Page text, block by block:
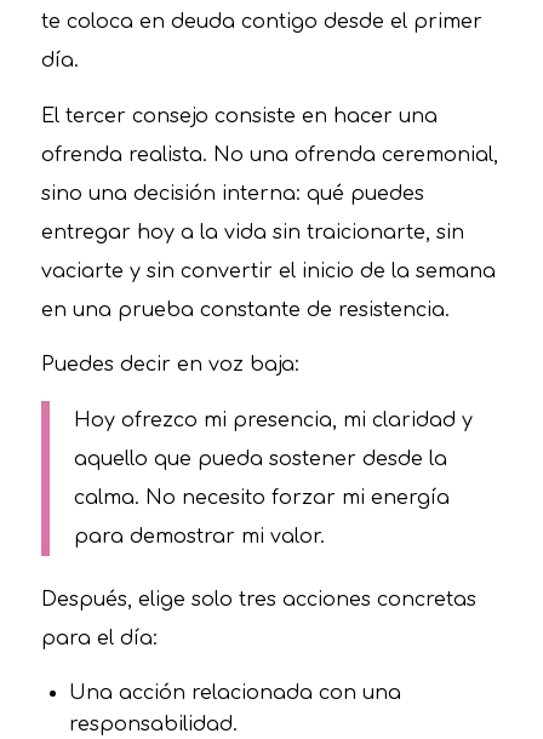
te coloca en deuda contigo desde el primer
día.
El tercer consejo consiste en hacer una
ofrenda realista. No una ofrenda ceremonial,
sino una decisión interna: qué puedes
entregar hoy a la vida sin traicionarte, sin
vaciarte y sin convertir el inicio de la semana
en una prueba constante de resistencia.
Puedes decir en voz baja:
Hoy ofrezco mi presencia, mi claridad y
aquello que pueda sostener desde la
calma. No necesito forzar mi energía
para demostrar mi valor.
Después, elige solo tres acciones concretas
para el día:
Una acción relacionada con una
responsabilidad.